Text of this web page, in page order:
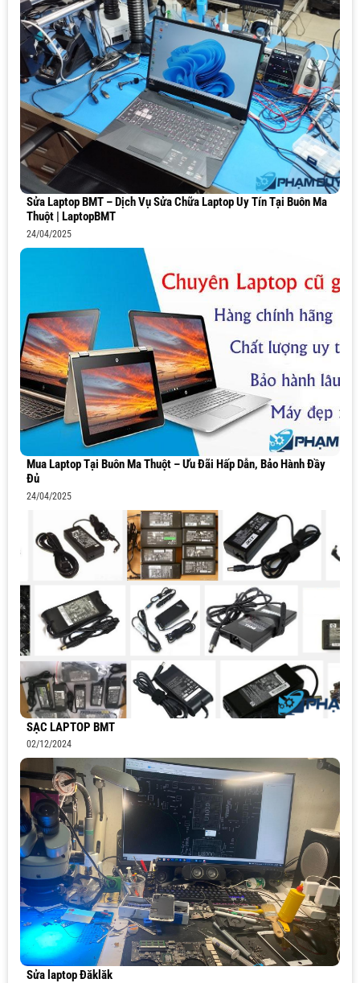
Sửa Laptop BMT – Dịch Vụ Sửa Chữa Laptop Uy Tín Tại Buôn Ma
Thuột | LaptopBMT
24/04/2025
Mua Laptop Tại Buôn Ma Thuột – Ưu Đãi Hấp Dẫn, Bảo Hành Đầy
Đủ
24/04/2025
SẠC LAPTOP BMT
02/12/2024
Sửa laptop Đăklăk